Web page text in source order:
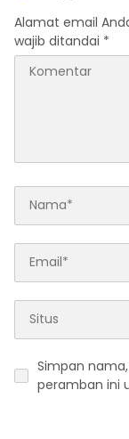
Alamat email
wajib ditandai *
Simpan
peramban ini